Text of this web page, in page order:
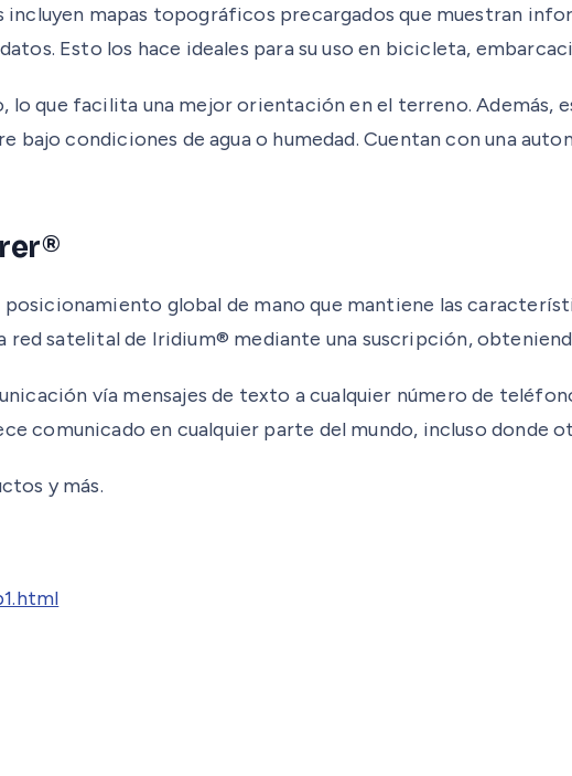
incluyen mapas topográficos precargados que muestran
Esto los hace ideales para su uso en bicicleta,
que facilita una mejor orientación en el terreno. Además,
bajo condiciones de agua o humedad. Cuentan con una
global de mano que mantiene las
satelital de Iridium® mediante una suscripción,
vía mensajes de texto a cualquier número de
comunicado en cualquier parte del mundo, incluso donde
y más.